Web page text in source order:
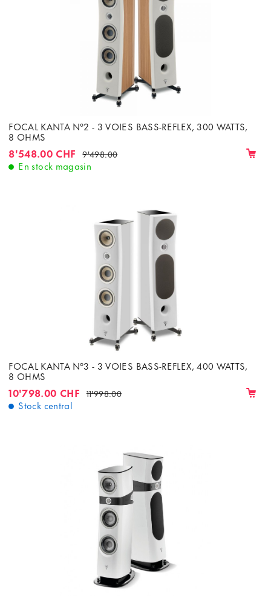
FOCAL KANTA N°2 - 3 VOIES BASS-REFLEX, 300 WATTS,
8 OHMS
8'548.00 CHF 9'498.00
En stock magasin
FOCAL KANTA N°3 - 3 VOIES BASS-REFLEX, 400 WATTS,
8 OHMS
10'798.00 CHF 11'998.00
Stock central